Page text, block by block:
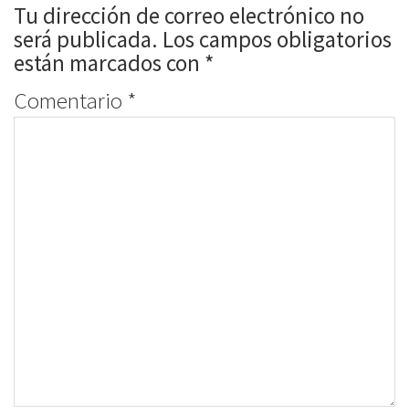
Tu dirección de correo electrónico no
será publicada. Los campos obligatorios
están marcados con *
Comentario *